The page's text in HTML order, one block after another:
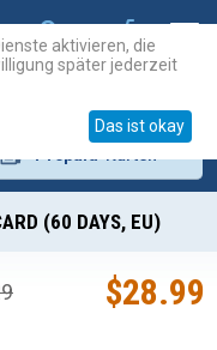
(60 DAYS, EU)
$28.99
aktivieren, die
später jederzeit
Das ist okay